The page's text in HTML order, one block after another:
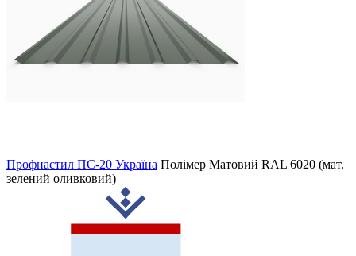
Профнастил ПС-20 Україна Полімер Матовий RAL 6020 (мат.
зелений оливковий)